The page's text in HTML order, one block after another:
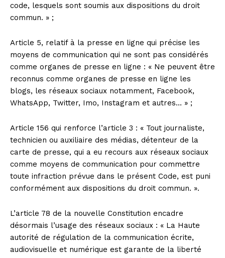
code, lesquels sont soumis aux dispositions du droit
commun. » ;
Article 5, relatif à la presse en ligne qui précise les
moyens de communication qui ne sont pas considérés
comme organes de presse en ligne : « Ne peuvent être
reconnus comme organes de presse en ligne les
blogs, les réseaux sociaux notamment, Facebook,
WhatsApp, Twitter, Imo, Instagram et autres… » ;
Article 156 qui renforce l’article 3 : « Tout journaliste,
technicien ou auxiliaire des médias, détenteur de la
carte de presse, qui a eu recours aux réseaux sociaux
comme moyens de communication pour commettre
toute infraction prévue dans le présent Code, est puni
conformément aux dispositions du droit commun. ».
L’article 78 de la nouvelle Constitution encadre
désormais l’usage des réseaux sociaux : « La Haute
autorité de régulation de la communication écrite,
audiovisuelle et numérique est garante de la liberté